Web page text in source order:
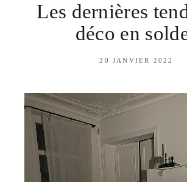
Les dernières
déco en
20 JANVIER 2022